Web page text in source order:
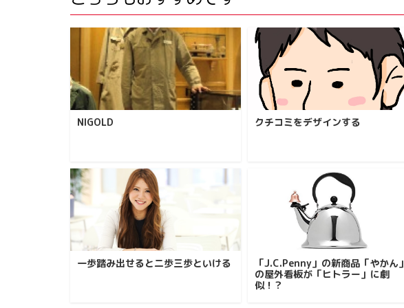
NIGOLD クチコミをデザインする
一歩踏み出せると二歩三歩といける
「J.C.Penny」の新商品「やかん」
の屋外看板が「ヒトラー」に劇
似！？